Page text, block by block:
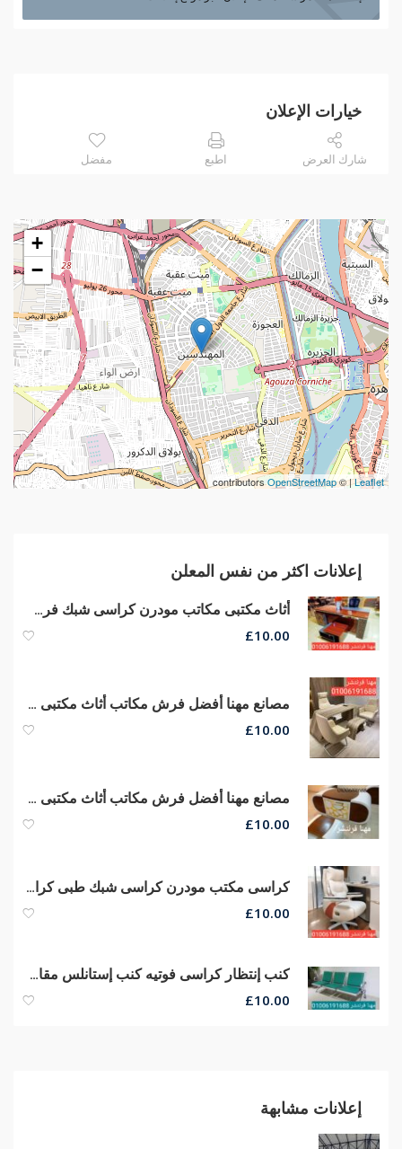
خيارات الإعلان
شارك العرض اطبع مفضل
+
−
Leaflet
| ©
OpenStreetMap
contributors
إعلانات اكثر من نفس المعلن
أثاث مكتبى مكاتب مودرن كراسى شبك فرش مكاتب أثاث شركات مكاتب مديرين
£10.00
مصانع مهنا أفضل فرش مكاتب أثاث مكتبى متنوع مكاتب مدير كراسى شبك طبى
£10.00
مصانع مهنا أفضل فرش مكاتب أثاث مكتبى متنوع مكاتب مدير كراسى مكتب مودرن
£10.00
كراسى مكتب مودرن كراسى شبك طبى كراسى مدير عام جلد من مصانع مهنا
£10.00
كنب إنتظار كراسى فوتيه كنب إستانلس مقاعد إنتظار كنب ريسبشن جلد
£10.00
إعلانات مشابهة